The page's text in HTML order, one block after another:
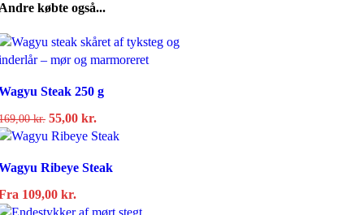
købte også...
Steak 250 g
kr. Den
oprindelige
var:
169,00 kr..
55,00 kr.
aktuelle
er:
Ribeye Steak
109,00 kr.